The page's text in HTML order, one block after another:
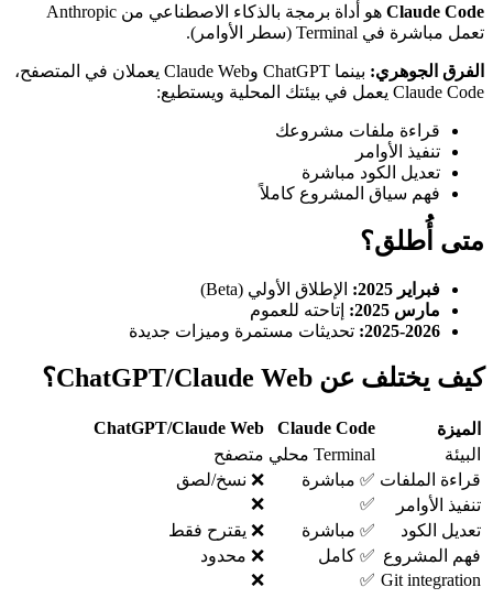
Claude Code
هو أداة برمجة بالذكاء الاصطناعي من Anthropic
تعمل مباشرة في Terminal (سطر الأوامر).
الفرق الجوهري:
بينما ChatGPT وClaude Web يعملان في المتصفح،
Claude Code يعمل في بيئتك المحلية ويستطيع:
قراءة ملفات مشروعك
تنفيذ الأوامر
تعديل الكود مباشرة
فهم سياق المشروع كاملاً
متى أُطلق؟
فبراير 2025:
الإطلاق الأولي (Beta)
مارس 2025:
إتاحته للعموم
2025-2026: تحديثات مستمرة وميزات جديدة
كيف يختلف عن ChatGPT/Claude Web؟
الميزة Claude Code
ChatGPT/Claude Web
البيئة
Terminal محلي
متصفح
قراءة الملفات ✅ مباشرة
❌ نسخ/لصق
تنفيذ الأوامر
✅
❌
تعديل الكود
✅ مباشرة
❌ يقترح فقط
فهم المشروع
✅ كامل
❌ محدود
Git integration
✅
❌